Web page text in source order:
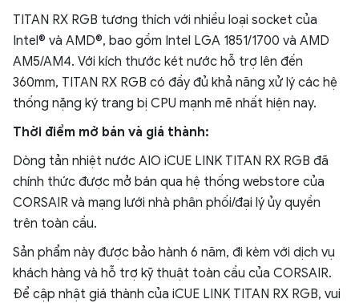
TITAN RX RGB tương thích với nhiều loại socket của
Intel® và AMD®, bao gồm Intel LGA 1851/1700 và AMD
AM5/AM4. Với kích thước két nước hỗ trợ lên đến
360mm, TITAN RX RGB có đầy đủ khả năng xử lý các hệ
thống nặng ký trang bị CPU mạnh mẽ nhất hiện nay.
Thời điểm mở bán và giá thành:
Dòng tản nhiệt nước AIO iCUE LINK TITAN RX RGB đã
chính thức được mở bán qua hệ thống webstore của
CORSAIR và mạng lưới nhà phân phối/đại lý ủy quyền
trên toàn cầu.
Sản phẩm này được bảo hành 6 năm, đi kèm với dịch vụ
khách hàng và hỗ trợ kỹ thuật toàn cầu của CORSAIR.
Để cập nhật giá thành của iCUE LINK TITAN RX RGB, vui